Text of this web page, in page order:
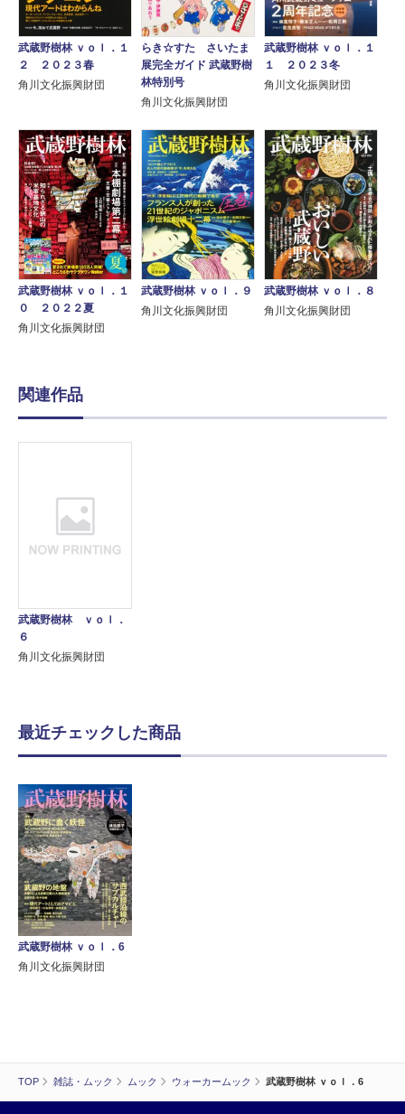
TOP 雑誌・ムック ムック ウォーカームック 武蔵野樹林 ｖｏｌ．6
武蔵野樹林 ｖｏｌ．１
２ ２０２３春
角川文化振興財団
らき☆すた さいたま
展完全ガイド 武蔵野樹
林特別号
角川文化振興財団
武蔵野樹林 ｖｏｌ．１
１ ２０２３冬
角川文化振興財団
武蔵野樹林 ｖｏｌ．１
０ ２０２２夏
角川文化振興財団
武蔵野樹林 ｖｏｌ．９
角川文化振興財団
武蔵野樹林 ｖｏｌ．８
角川文化振興財団
関連作品
武蔵野樹林 ｖｏｌ．
６
角川文化振興財団
最近チェックした商品
武蔵野樹林 ｖｏｌ．6
角川文化振興財団